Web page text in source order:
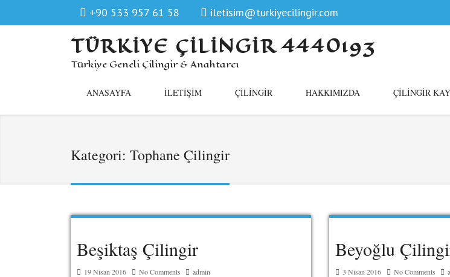
+90 533 957 61 58 iletisim@turkiyecilingir.com
TÜRKIYE ÇILINGIR 4440193
Türkiye Geneli Çilingir & Anahtarcı
ANASAYFA İLETIŞIM ÇILINGIR HAKKIMIZDA ÇILINGIR
Kategori: Tophane Çilingir
Beşiktaş Çilingir
19 Nisan 2016 No Comments admin
Beyoğlu
3 Nisan 2016 No Comments